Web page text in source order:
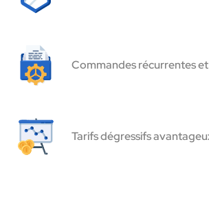
Commandes récurrentes
Tarifs dégressifs